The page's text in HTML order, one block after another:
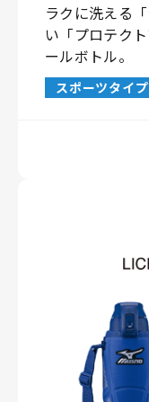
ラクに洗える
い「プロテク
ールボトル。
スポーツタイプ